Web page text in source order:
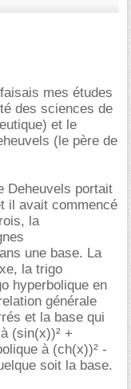
mes études
des sciences de
et le
(le père de
Deheuvels portait
il avait commencé
la
une base. La
la trigo
hyperbolique en
générale
et la base qui
(sin(x))² +
à (ch(x))² -
soit la base.